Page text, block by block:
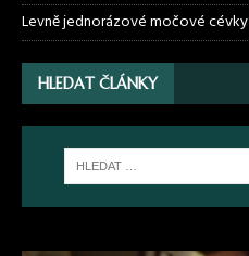
Levně jednorázové močové cévky
HLEDAT ČLÁNKY